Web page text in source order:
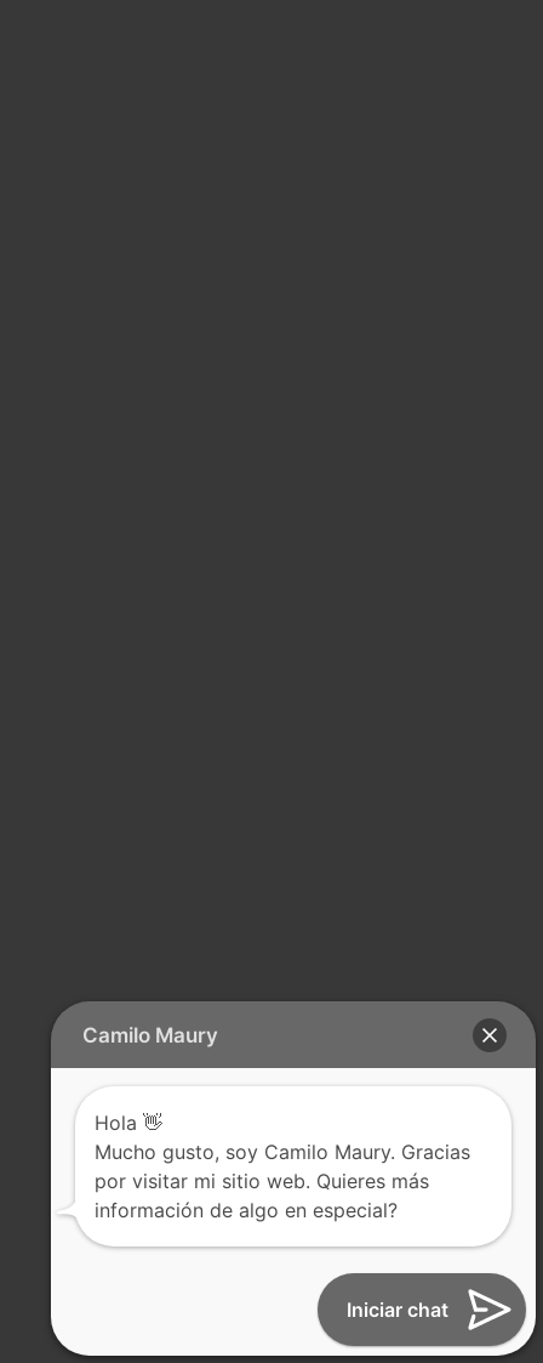
Iniciar chat
Camilo Maury
Hola 👋
Mucho gusto, soy Camilo Maury. Gracias
por visitar mi sitio web. Quieres más
información de algo en especial?